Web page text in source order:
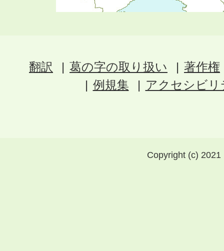
翻訳 葛の字の取り扱い
著作権
例規集
アクセシビ
Copyright (c)